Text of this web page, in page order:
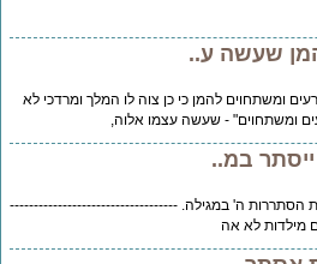
שעשה ע..
להמן כי כן צוה לו המלך ומרדכי לא
- שעשה עצמו אלוה,
במ..
ה' במגילה. -----------------------------------
לא אה